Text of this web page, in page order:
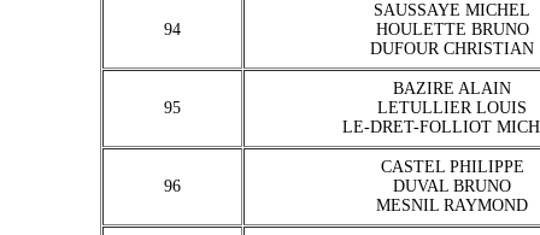
94
SAUSSAYE MICHEL
HOULETTE BRUNO
DUFOUR CHRISTIAN
95
BAZIRE ALAIN
LETULLIER LOUIS
LE-DRET-FOLLIOT
96
CASTEL PHILIPPE
DUVAL BRUNO
MESNIL RAYMOND